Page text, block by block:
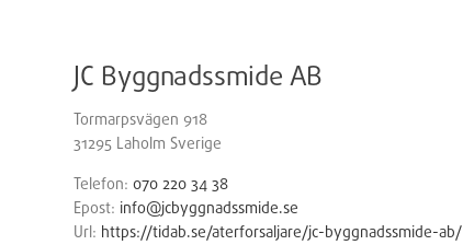
JC Byggnadssmide AB
Tormarpsvägen 918
31295 Laholm Sverige
Telefon: 070 220 34 38
Epost: info@jcbyggnadssmide.se
Url: https://tidab.se/aterforsaljare/jc-byggnadssmide-ab/